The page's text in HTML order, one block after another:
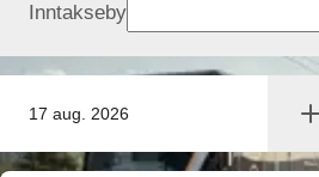
17 aug. 2026
Inntakseby